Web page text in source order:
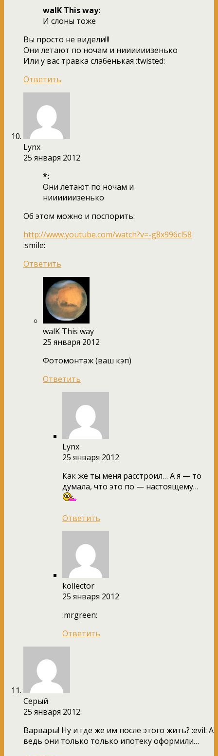
walK This way:
И слоны тоже
Вы просто не видели!!!
Они летают по ночам и ниииииизенько
Или у вас травка слабенькая :twisted:
Ответить
Lynx
25 января 2012
*:
Они летают по ночам и
ниииииизенько
Об этом можно и поспорить:
http://www.youtube.com/watch?v=-g8x996cl58
:smile:
Ответить
walK This way
25 января 2012
Фотомонтаж (ваш кэп)
Ответить
Lynx
25 января 2012
Как же ты меня расстроил… А я — то
думала, что это по — настоящему…
Ответить
kollector
25 января 2012
:mrgreen:
Ответить
Серый
25 января 2012
Варвары! Ну и где же им после этого жить? :evil: А
ведь они только только ипотеку оформили…